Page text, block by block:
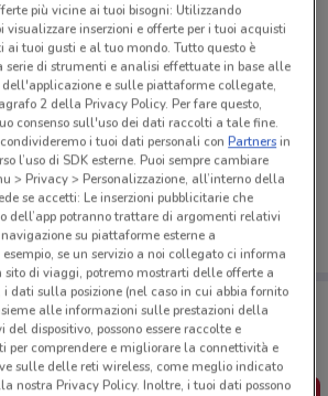
non abbiamo pubblicato
tua zona. Riprova più tardi.
sempre con te!
le migliori offerte dei negozi vicino a te,
creare la tua lista del risparmio, comodamente
più vicine ai tuoi bisogni: Utilizzando
visualizzare inserzioni e offerte per i tuoi acquisti
tuoi gusti e al tuo mondo. Tutto questo è
serie di strumenti e analisi effettuate in base alle
e sulle piattaforme collegate,
2 della Privacy Policy. Per fare questo,
consenso sull'uso dei dati raccolti a tale fine.
i tuoi dati personali conPartnersin
l’uso di SDK esterne. Puoi sempre cambiare
> Privacy > Personalizzazione, all’interno della
se accetti: Le inserzioni pubblicitarie che
dell’app potranno trattare di argomenti relativi
su piattaforme esterne a
se un servizio a noi collegato ci informa
di viaggi, potremo mostrarti delle offerte a
dati sulla posizione (nel caso in cui abbia fornito
alle informazioni sulle prestazioni della
dispositivo, possono essere raccolte e
per comprendere e migliorare la connettività e
sulle delle reti wireless, come meglio indicato
nostra Privacy Policy. Inoltre, i tuoi dati possono